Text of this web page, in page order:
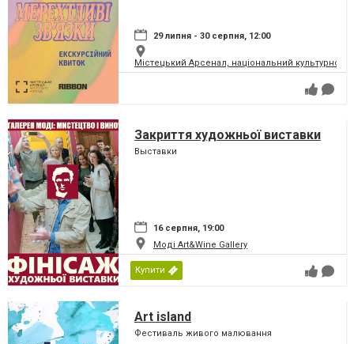
29 липня - 30 серпня, 12:00
Містецький Арсенал, національний культурно-
Закриття художньої виставки
Выставки
16 серпня, 19:00
Моді Art&Wine Gallery
Купити
Art island
Фестиваль живого малювання